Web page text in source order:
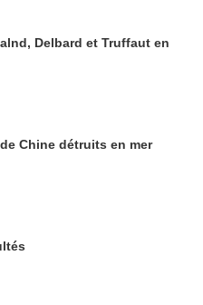
Delbard et Truffaut en
Chine détruits en mer